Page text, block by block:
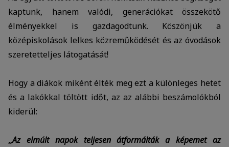
kaptunk, hanem valódi, generációkat összekötő
élményekkel is gazdagodtunk. Köszönjük a
középiskolások lelkes közreműködését és az óvodások
szeretetteljes látogatását!
Hogy a diákok miként élték meg ezt a különleges hetet
és a lakókkal töltött időt, az az alábbi beszámolókból
kiderül:
„Az elmúlt napok teljesen átformálták a képemet az
Reklámcélú:
Azért települnek ezek a sütik, hogy a felhasználót
számára egyedi, releváns, érdeklődési körébe tartozó
reklámajánlatokkal tudjuk megcélozni.